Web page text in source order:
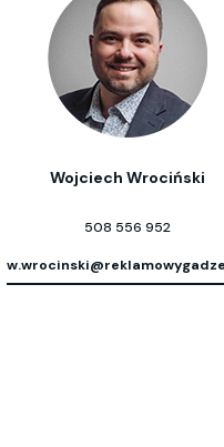
Wojciech Wrociński
508 556 952